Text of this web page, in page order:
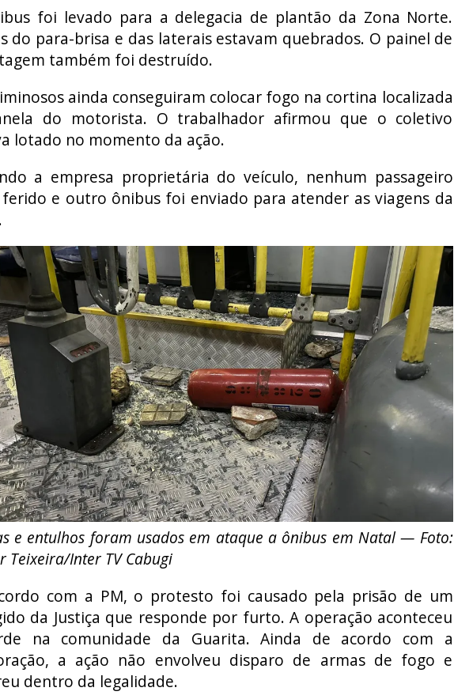
foi levado para a delegacia de plantão da Zona Norte.
do para-brisa e das laterais estavam quebrados. O painel de
também foi destruído.
ainda conseguiram colocar fogo na cortina localizada
do motorista. O trabalhador afirmou que o coletivo
lotado no momento da ação.
a empresa proprietária do veículo, nenhum passageiro
e outro ônibus foi enviado para atender as viagens da
e entulhos foram usados em ataque a ônibus em Natal — Foto:
Teixeira/Inter TV Cabugi
com a PM, o protesto foi causado pela prisão de um
da Justiça que responde por furto. A operação aconteceu
na comunidade da Guarita. Ainda de acordo com a
a ação não envolveu disparo de armas de fogo e
dentro da legalidade.